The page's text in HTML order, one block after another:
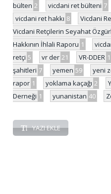
bülten 2 vicdani ret bülteni 7
vicdani ret hakkı 8
Vicdani
Vicdani Retçilerin Seyahat
Hakkının İhlali Raporu 1
retçi 5 vr der 21 VR-DDER 1
şahitleri 7 yemen 59 yeni
rapor 1 yoklama kaçağı 2
Derneği 1 yunanistan 40
YAZI EKLE